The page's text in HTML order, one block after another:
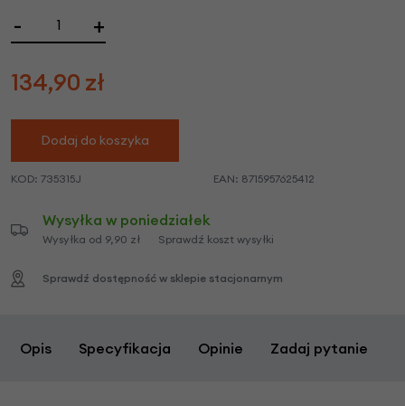
- +
134,90 zł
Dodaj do koszyka
KOD: 735315J EAN: 8715957625412
Wysyłka w poniedziałek
Wysyłka od 9,90 zł Sprawdź koszt wysyłki
Sprawdź dostępność w sklepie stacjonarnym
Opis Specyfikacja Opinie Zadaj pytanie